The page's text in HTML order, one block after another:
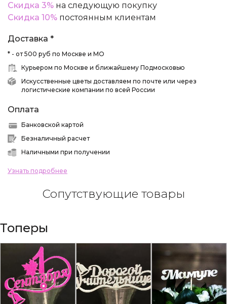
Скидка 3% на следующую покупку
Скидка 10% постоянным клиентам
Доставка *
* - от 500 руб по Москве и МО
Курьером по Москве и ближайшему Подмосковью
Искусственные цветы доставляем по почте или через
логистические компании по всей России
Оплата
Банковской картой
Безналичный расчет
Наличными при получении
Узнать подробнее
Сопутствующие товары
Топеры